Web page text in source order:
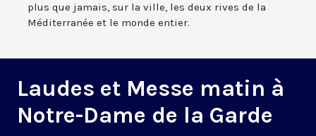
plus que jamais, sur la ville, les deux rives de la
Méditerranée et le monde entier.
Laudes et Messe matin à
Notre-Dame de la Garde